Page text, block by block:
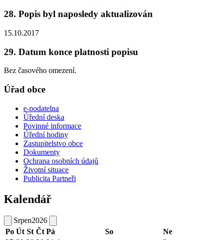
28. Popis byl naposledy aktualizován
15.10.2017
29. Datum konce platnosti popisu
Bez časového omezení.
Úřad obce
e-podatelna
Úřední deska
Povinné informace
Úřední hodiny
Zastupitelstvo obce
Dokumenty
Ochrana osobních údajů
Životní situace
Publicita Partneři
Kalendář
Srpen2026
Po Út St Čt Pá So
Ne